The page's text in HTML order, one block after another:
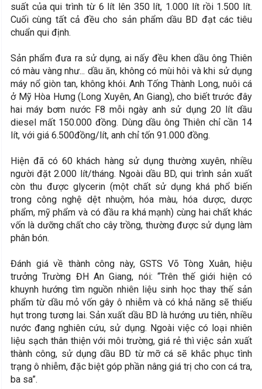
suất của qui trình từ 6 lít lên 350 lít, 1.000 lít rồi 1.500 lít.
Cuối cùng tất cả đều cho sản phẩm dầu BD đạt các tiêu
chuẩn qui định.
Sản phẩm đưa ra sử dụng, ai nấy đều khen dầu ông Thiên
có màu vàng như... dầu ăn, không có mùi hôi và khi sử dụng
máy nổ giòn tan, không khói. Anh Tống Thành Long, nuôi cá
ở Mỹ Hòa Hưng (Long Xuyên, An Giang), cho biết trước đây
hai máy bơm nước F8 mỗi ngày anh sử dụng 20 lít dầu
diesel mất 150.000 đồng. Dùng dầu ông Thiên chỉ cần 14
lít, với giá 6.500đồng/lít, anh chỉ tốn 91.000 đồng.
Hiện đã có 60 khách hàng sử dụng thường xuyên, nhiều
người đặt 2.000 lít/tháng. Ngoài dầu BD, qui trình sản xuất
còn thu được glycerin (một chất sử dụng khá phổ biến
trong công nghệ dệt nhuộm, hóa màu, hóa dược, dược
phẩm, mỹ phẩm và có đầu ra khá mạnh) cùng hai chất khác
vốn là dưỡng chất cho cây trồng, thường được sử dụng làm
phân bón.
Đánh giá về thành công này, GSTS Võ Tòng Xuân, hiệu
trưởng Trường ĐH An Giang, nói: “Trên thế giới hiện có
khuynh hướng tìm nguồn nhiên liệu sinh học thay thế sản
phẩm từ dầu mỏ vốn gây ô nhiễm và có khả năng sẽ thiếu
hụt trong tương lai. Sản xuất dầu BD là hướng ưu tiên, nhiều
nước đang nghiên cứu, sử dụng. Ngoài việc có loại nhiên
liệu sạch thân thiện với môi trường, giá rẻ thì việc sản xuất
thành công, sử dụng dầu BD từ mỡ cá sẽ khắc phục tình
trạng ô nhiễm, đặc biệt góp phần nâng giá trị cho con cá tra,
ba sa”.